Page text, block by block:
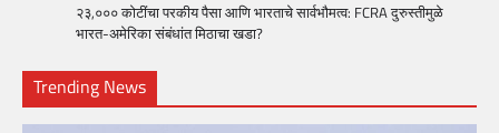
२३,००० कोटींचा परकीय पैसा आणि भारताचे सार्वभौमत्व: FCRA दुरुस्तीमुळे
भारत-अमेरिका संबंधांत मिठाचा खडा?
Trending News